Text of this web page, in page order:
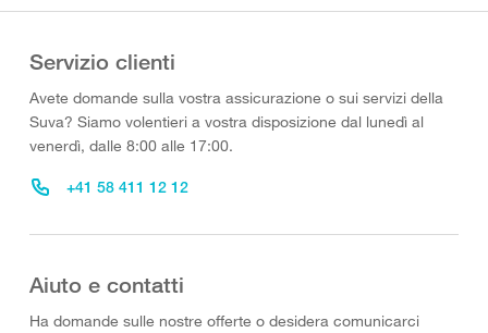
Servizio clienti
Avete domande sulla vostra assicurazione o sui servizi della
Suva? Siamo volentieri a vostra disposizione dal lunedì al
venerdì, dalle 8:00 alle 17:00.
+41 58 411 12 12
Aiuto e contatti
Ha domande sulle nostre offerte o desidera comunicarci